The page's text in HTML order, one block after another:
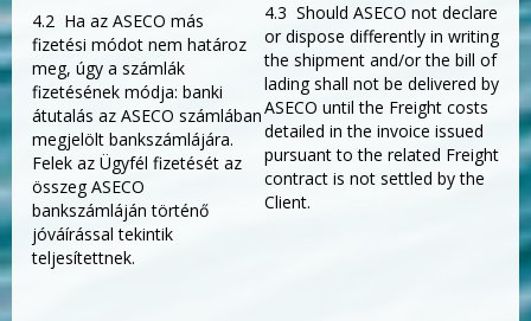
4.2 Ha az ASECO más
fizetési módot nem határoz
meg, úgy a számlák
fizetésének módja: banki
átutalás az ASECO számlában
megjelölt bankszámlájára.
Felek az Ügyfél fizetését az
összeg ASECO
bankszámláján történő
jóváírással tekintik
teljesítettnek.
4.3 Should ASECO not declare
or dispose differently in writing
the shipment and/or the bill of
lading shall not be delivered by
ASECO until the Freight costs
detailed in the invoice issued
pursuant to the related Freight
contract is not settled by the
Client.